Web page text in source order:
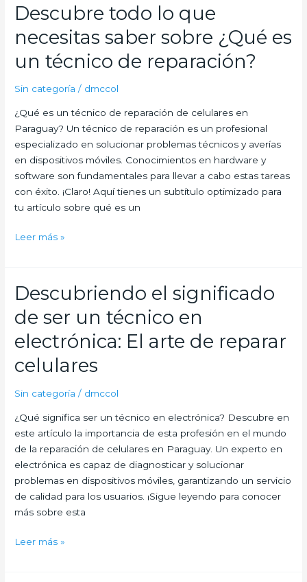
dar
tus
pasos
reparación
de
electrónica
Descubre todo lo que
necesitas saber sobre ¿Qué es
un técnico de reparación?
Sin categoría / dmccol
¿Qué es un técnico de reparación de celulares en
Paraguay? Un técnico de reparación es un profesional
especializado en solucionar problemas técnicos y averías
en dispositivos móviles. Conocimientos en hardware y
software son fundamentales para llevar a cabo estas tareas
con éxito. ¡Claro! Aquí tienes un subtítulo optimizado para
tu artículo sobre qué es un
Descubre
que
necesitas
saber
sobre
¿Qué
es
técnico
reparación?
Leer más »
Descubriendo el significado
de ser un técnico en
electrónica: El arte de reparar
celulares
Sin categoría / dmccol
¿Qué significa ser un técnico en electrónica? Descubre en
este artículo la importancia de esta profesión en el mundo
de la reparación de celulares en Paraguay. Un experto en
electrónica es capaz de diagnosticar y solucionar
problemas en dispositivos móviles, garantizando un servicio
de calidad para los usuarios. ¡Sigue leyendo para conocer
más sobre esta
Descubriendo
Leer más »